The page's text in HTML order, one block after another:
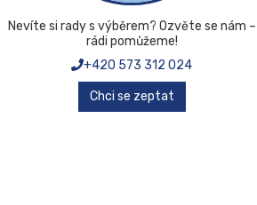
Nevíte si rady s výběrem? Ozvěte se nám –
rádi pomůžeme!
+420 573 312 024
Chci se zeptat